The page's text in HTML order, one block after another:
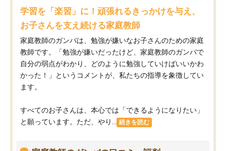
学習を「楽習」に！頑張れるきっかけを与え、
お子さんを支え続ける家庭教師
家庭教師のガンバは、勉強が嫌いなお子さんのための家庭
教師です。「勉強が嫌いだったけど、家庭教師のガンバで
自分の弱点がわかり、どのように勉強していけばいいかわ
かった！」というコメントが、私たちの指導を象徴してい
ます。
すべてのお子さんは、本心では「できるようになりたい」
と願っています。ただ、やり...
続きを読む